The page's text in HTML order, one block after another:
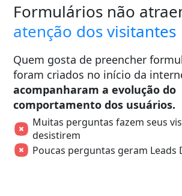
Formulários não
atenção dos visitantes
Quem gosta de preencher
foram criados no início da
acompanharam a evolução do
comportamento dos usuários.
Muitas perguntas fazem seus
desistirem
Poucas perguntas geram Leads